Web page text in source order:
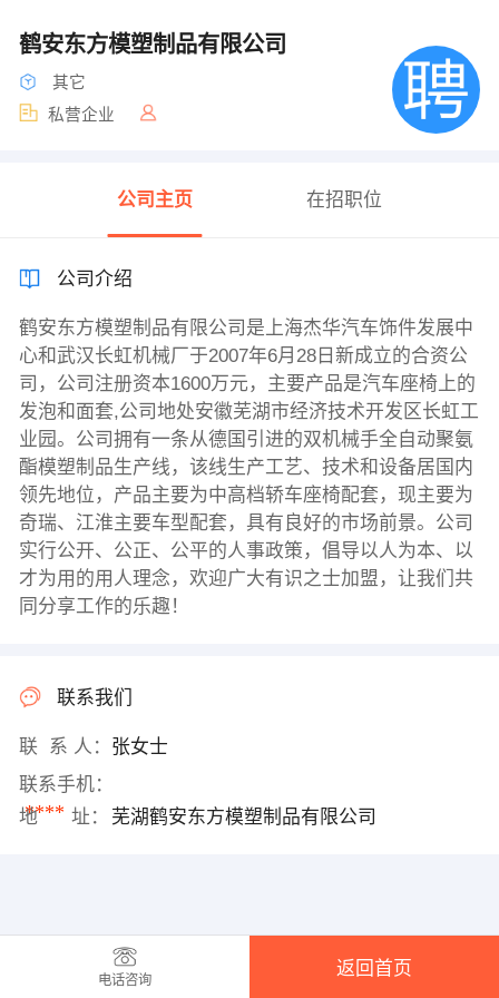
鹤安东方模塑制品有限公司
其它
私营企业
公司主页 在招职位
公司介绍
鹤安东方模塑制品有限公司是上海杰华汽车饰件发展中
心和武汉长虹机械厂于2007年6月28日新成立的合资公
司，公司注册资本1600万元，主要产品是汽车座椅上的
发泡和面套,公司地处安徽芜湖市经济技术开发区长虹工
业园。公司拥有一条从德国引进的双机械手全自动聚氨
酯模塑制品生产线，该线生产工艺、技术和设备居国内
领先地位，产品主要为中高档轿车座椅配套，现主要为
奇瑞、江淮主要车型配套，具有良好的市场前景。公司
实行公开、公正、公平的人事政策，倡导以人为本、以
才为用的用人理念，欢迎广大有识之士加盟，让我们共
同分享工作的乐趣！
联系我们
联 系 人： 张女士
联系手机：
****
地 址： 芜湖鹤安东方模塑制品有限公司
电话咨询
返回首页